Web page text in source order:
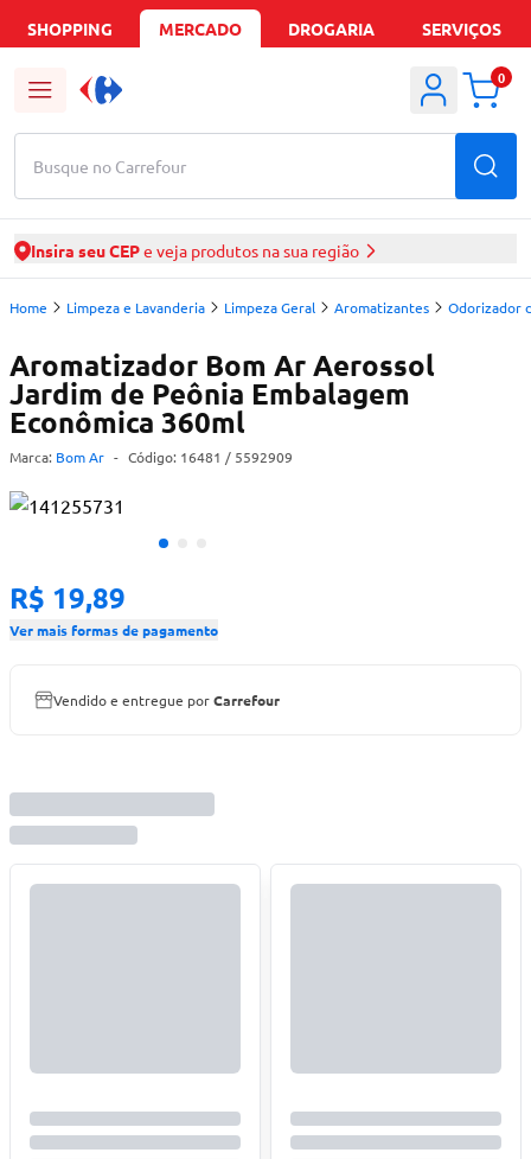
SHOPPING MERCADO DROGARIA SERVIÇOS
Busque no Carrefour
0
Insira seu CEPe veja produtos na sua região
Home Limpeza e Lavanderia Limpeza Geral Aromatizantes Odorizador
Aromatizador Bom Ar Aerossol
Jardim de Peônia Embalagem
Econômica 360ml
Marca: Bom Ar - Código: 16481 / 5592909
R$ 19,89
Ver mais formas de pagamento
Vendido e entregue porCarrefour